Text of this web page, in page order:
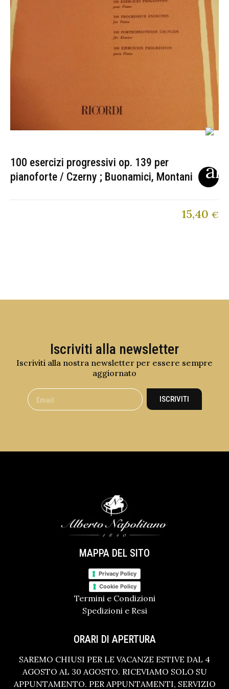
100 esercizi progressivi op. 139 per
pianoforte / Czerny ; Buonamici, Montani
15,40 €
Iscriviti alla newsletter
Iscriviti alla nostra newsletter per essere sempre
aggiornato
ISCRIVITI
MAPPA DEL SITO
Privacy Policy
Cookie Policy
Termini e Condizioni
Spedizioni e Resi
ORARI DI APERTURA
SAREMO CHIUSI PER LE VACANZE ESTIVE DAL 4
AGOSTO AL 30 AGOSTO. RICEVIAMO SOLO SU
APPUNTAMENTO. PER APPUNTAMENTI, SERVIZIO